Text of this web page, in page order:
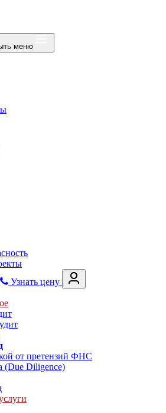
меню
Узнать цену
от претензий ФНС
(Due Diligence)